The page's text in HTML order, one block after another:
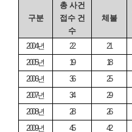
구분
총 사건
접수 건
수
체불
2004년 22 21
2005년 19 18
2006년 36 25
2007년 34 29
2008년 28 26
2009년 45 42